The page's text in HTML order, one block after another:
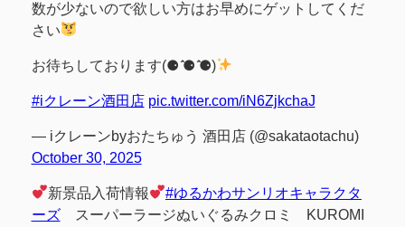
数が少ないので欲しい方はお早めにゲットしてくだ
さい
お待ちしております(⚈ ̍̑⚈ ̍̑⚈)
#iクレーン酒田店 pic.twitter.com/iN6ZjkchaJ
— iクレーンbyおたちゅう 酒田店 (@sakataotachu)
October 30, 2025
新景品入荷情報
#ゆるかわサンリオキャラクタ
ーズスーパーラージぬいぐるみクロミ KUROMI